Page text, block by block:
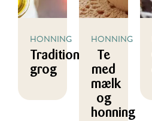
HONNING
Traditionel
grog
HONNING
Te
med
mælk
og
honning